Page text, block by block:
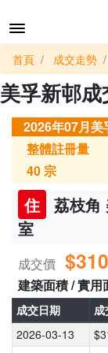
首頁 成交走勢
美孚新邨
2026年07月美
整體註冊量
40宗
住
荔枝角
室
成交價 $310
建築面積 / 實用
成交日期 成
2026-03-13